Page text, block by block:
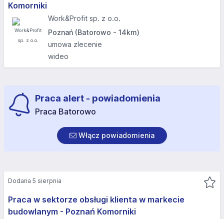
Komorniki
Work&Profit sp. z o.o.
Poznań (Batorowo - 14km)
umowa zlecenie
wideo
Praca alert - powiadomienia
Praca Batorowo
Włącz powiadomienia
Praca w sektorze obsługi klienta w markecie
budowlanym - Poznań Komorniki
Dodana 5 sierpnia